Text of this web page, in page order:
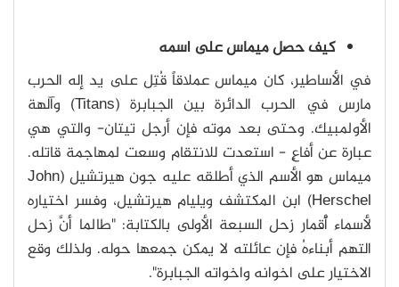
كيف حصل ميماس على اسمه
في الأساطير، كان ميماس عملاقاً قُتِل على يد إله الحرب
مارس في الحرب الدائرة بين الجبابرة (Titans) وآلهة
الأولمبيك. وحتى بعد موته فإن أرجل تيتان- والتي هي
عبارة عن أفاعٍ - استعدت للانتقام وسعت لمهاجمة قاتله.
ميماس هو الأسم الذي أطلقه عليه جون هيرتشيل (John
Herschel) ابن المكتشف ويليام هيرتشيل، وفسر اختياره
لأسماء أٌقمار زحل السبعة الأولى بالكتابة: "طالما أنَّ زحل
التهم أبناءهُ فإن عائلته لا يمكن جمعها حوله. ولذلك وقع
الاختيار على اخوانه واخواته الجبابرة".